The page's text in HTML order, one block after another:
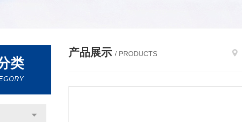
类
产品展示 / PRODUCTS